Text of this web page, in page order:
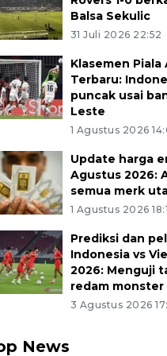
Balsa Sekulic
31 Juli 2026 22:52
Klasemen Piala
Terbaru:
puncak usai
Leste
1 Agustus 2026
Update harga
Agustus 2026:
semua merk
1 Agustus 2026
Prediksi dan
Indonesia vs
2026: Menguji
redam
3 Agustus 2026
News